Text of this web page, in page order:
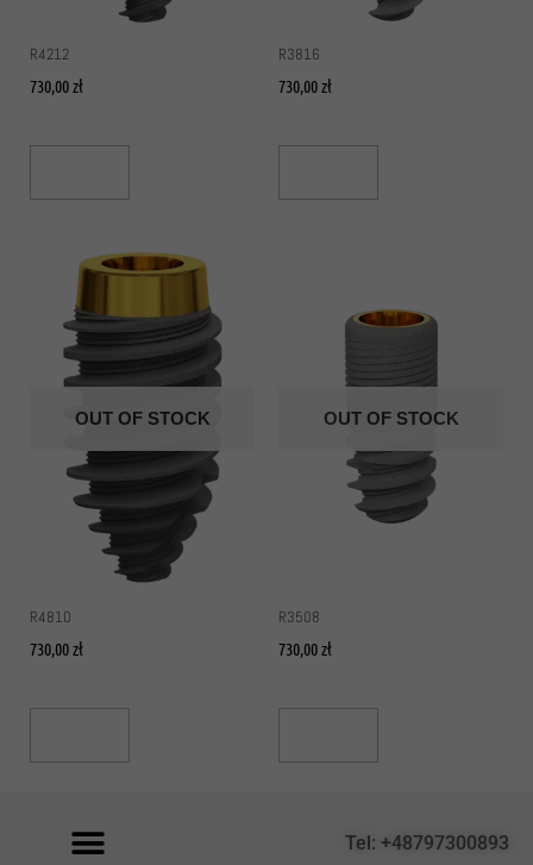
R4212
730,00zł
R3816
730,00zł
OUT OF STOCK
R4810
730,00zł
OUT OF STOCK
R3508
730,00zł
Tel: +48797300893